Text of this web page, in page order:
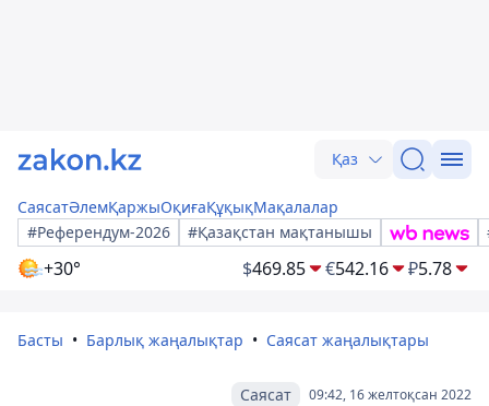
Қаз
СаясатӘлемҚаржыОқиғаҚұқықМақалалар
#Референдум-2026
#Қазақстан мақтанышы
+30° $469.85 €542.16 ₽5.78
Басты Барлық жаңалықтар Саясат жаңалықтары
09:42, 16 желтоқсан 2022
Саясат